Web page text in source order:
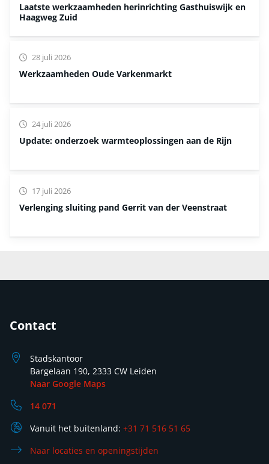
Laatste werkzaamheden herinrichting Gasthuiswijk en
Haagweg Zuid
Werkzaamheden Oude Varkenmarkt
28 juli 2026
Update: onderzoek warmteoplossingen aan de Rijn
24 juli 2026
Verlenging sluiting pand Gerrit van der Veenstraat
17 juli 2026
Contact
Stadskantoor
Bargelaan 190, 2333 CW Leiden
Naar Google Maps
14 071
Vanuit het buitenland: +31 71 516 51 65
Naar locaties en openingstijden